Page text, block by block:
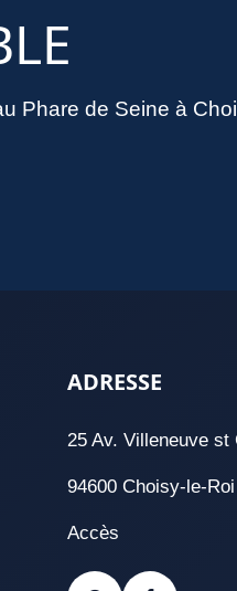
Phare de Seine à
ADRESSE
25 Av. Villeneuve st
94600 Choisy-le-Roi
Accès